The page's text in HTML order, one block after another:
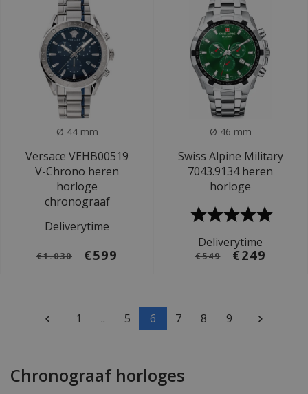
Ø 44 mm
Versace VEHB00519
V-Chrono heren
horloge
chronograaf
Deliverytime
€1.030 €599
Ø 46 mm
Swiss Alpine Military
7043.9134 heren
horloge
Deliverytime
€549 €249
1 .. 5 6 7 8 9
Chronograaf horloges